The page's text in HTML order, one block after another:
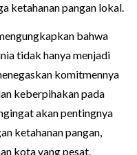
ketahanan pangan lokal.
bahwa
tidak hanya menjadi
komitmennya
keberpihakan pada
akan pentingnya
ketahanan pangan,
kota yang pesat.